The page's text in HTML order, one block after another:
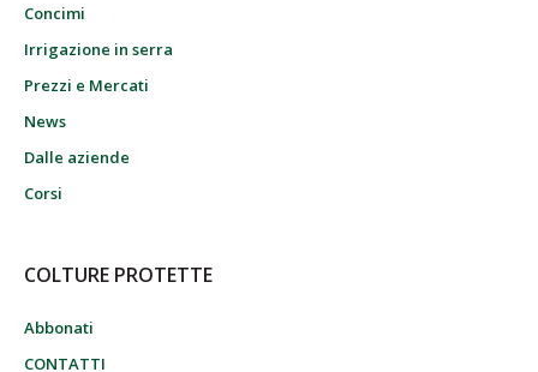
Concimi
Irrigazione in serra
Prezzi e Mercati
News
Dalle aziende
Corsi
COLTURE PROTETTE
Abbonati
CONTATTI